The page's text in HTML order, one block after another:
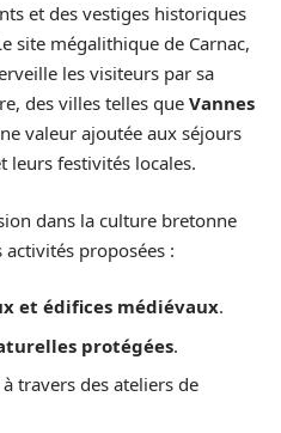
et des vestiges historiques
site mégalithique de Carnac,
les visiteurs par sa
des villes telles que Vannes
valeur ajoutée aux séjours
leurs festivités locales.
dans la culture bretonne
proposées :
et édifices médiévaux.
protégées.
travers des ateliers de